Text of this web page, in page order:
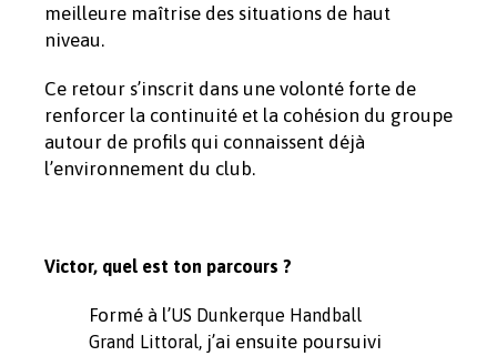
meilleure maîtrise des situations de haut
niveau.
Ce retour s’inscrit dans une volonté forte de
renforcer la continuité et la cohésion du groupe
autour de profils qui connaissent déjà
l’environnement du club.
Victor, quel est ton parcours ?
Formé à l’US Dunkerque Handball
Grand Littoral, j’ai ensuite poursuivi